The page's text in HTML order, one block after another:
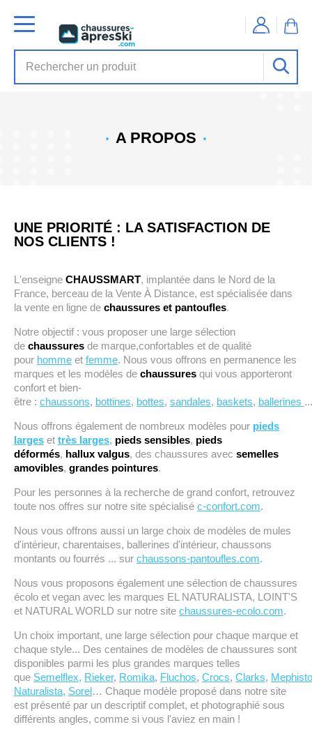
A PROPOS
UNE PRIORITÉ : LA SATISFACTION DE
NOS CLIENTS !
L'enseigne CHAUSSMART, implantée dans le Nord de la
France, berceau de la Vente À Distance, est spécialisée dans
la vente en ligne de chaussures et pantoufles.
Notre objectif : vous proposer une large sélection
de chaussures de marque,confortables et de qualité
pour homme et femme. Nous vous offrons en permanence les
marques et les modèles de chaussures qui vous apporteront
confort et bien-
être : chaussons, bottines, bottes, sandales, baskets, ballerines
Nous offrons également de nombreux modèles pour pieds
larges et très larges, pieds sensibles, pieds
déformés, hallux valgus, des chaussures avec semelles
amovibles, grandes pointures.
Pour les personnes à la recherche de grand confort, retrouvez
toute nos offres sur notre site spécialisé c-confort.com.
Nous vous offrons aussi un large choix de modèles de mules
d'intérieur, charentaises, ballerines d'intérieur, chaussons
montants ou fourrés ... sur chaussons-pantoufles.com.
Nous vous proposons également une sélection de chaussures
écolo et vegan avec les marques EL NATURALISTA, LOINT'S
et NATURAL WORLD sur notre site chaussures-ecolo.com.
Un choix important, une large sélection pour chaque marque et
chaque style... Des centaines de modèles de chaussures sont
disponibles parmi les plus grandes marques telles
que Semelflex, Rieker, Romika, Fluchos, Crocs, Clarks,
Naturalista, Sorel… Chaque modèle proposé dans notre site
est présenté par un descriptif complet, et photographié sous
différents angles, comme si vous l'aviez en main !